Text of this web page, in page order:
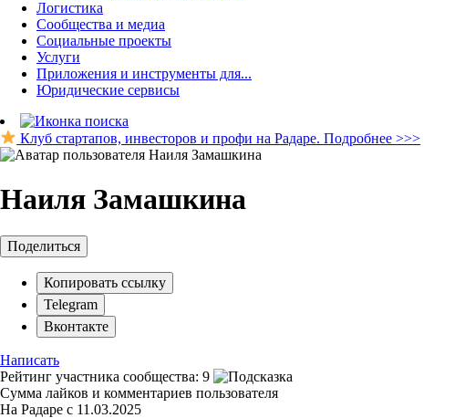
Логистика
Сообщества и медиа
Социальные проекты
Услуги
Приложения и инструменты для...
Юридические сервисы
Клуб стартапов, инвесторов и профи на Радаре. Подробнее >>>
Наиля Замашкина
Поделиться
Копировать ссылку
Telegram
Вконтакте
Написать
Рейтинг участника сообщества: 9
Сумма лайков и комментариев пользователя
На Радаре с 11.03.2025